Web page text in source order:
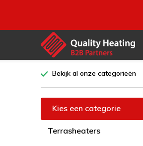
Bekijk al onze categorieën
Kies een categorie
Terrasheaters